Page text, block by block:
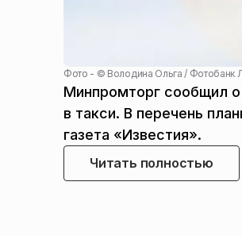
Фото - © Володина Ольга / Фотобанк
Минпромторг сообщил
в такси. В перечень
газета «Известия».
Читать полностью